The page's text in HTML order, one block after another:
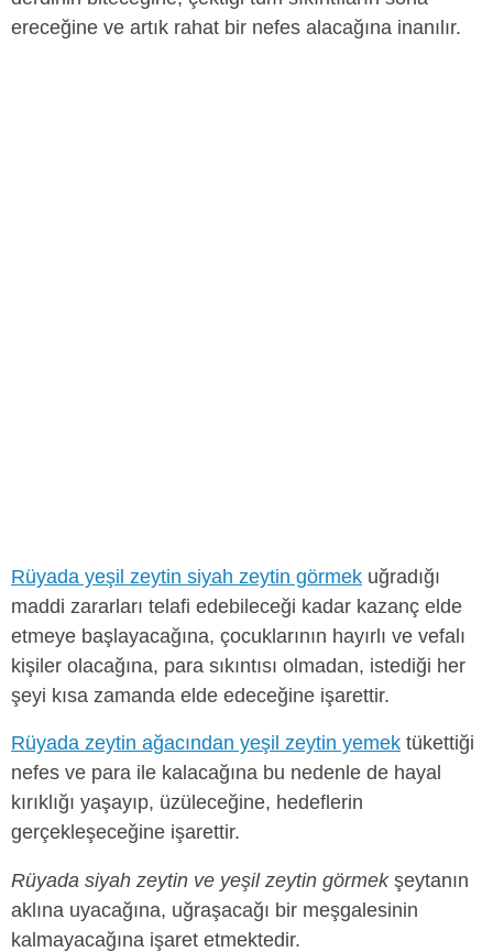
ereceğine ve artık rahat bir nefes alacağına inanılır.
Rüyada yeşil zeytin siyah zeytin görmek uğradığı
maddi zararları telafi edebileceği kadar kazanç elde
etmeye başlayacağına, çocuklarının hayırlı ve vefalı
kişiler olacağına, para sıkıntısı olmadan, istediği her
şeyi kısa zamanda elde edeceğine işarettir.
Rüyada zeytin ağacından yeşil zeytin yemek tükettiği
nefes ve para ile kalacağına bu nedenle de hayal
kırıklığı yaşayıp, üzüleceğine, hedeflerin
gerçekleşeceğine işarettir.
Rüyada siyah zeytin ve yeşil zeytin görmekşeytanın
aklına uyacağına, uğraşacağı bir meşgalesinin
kalmayacağına işaret etmektedir.